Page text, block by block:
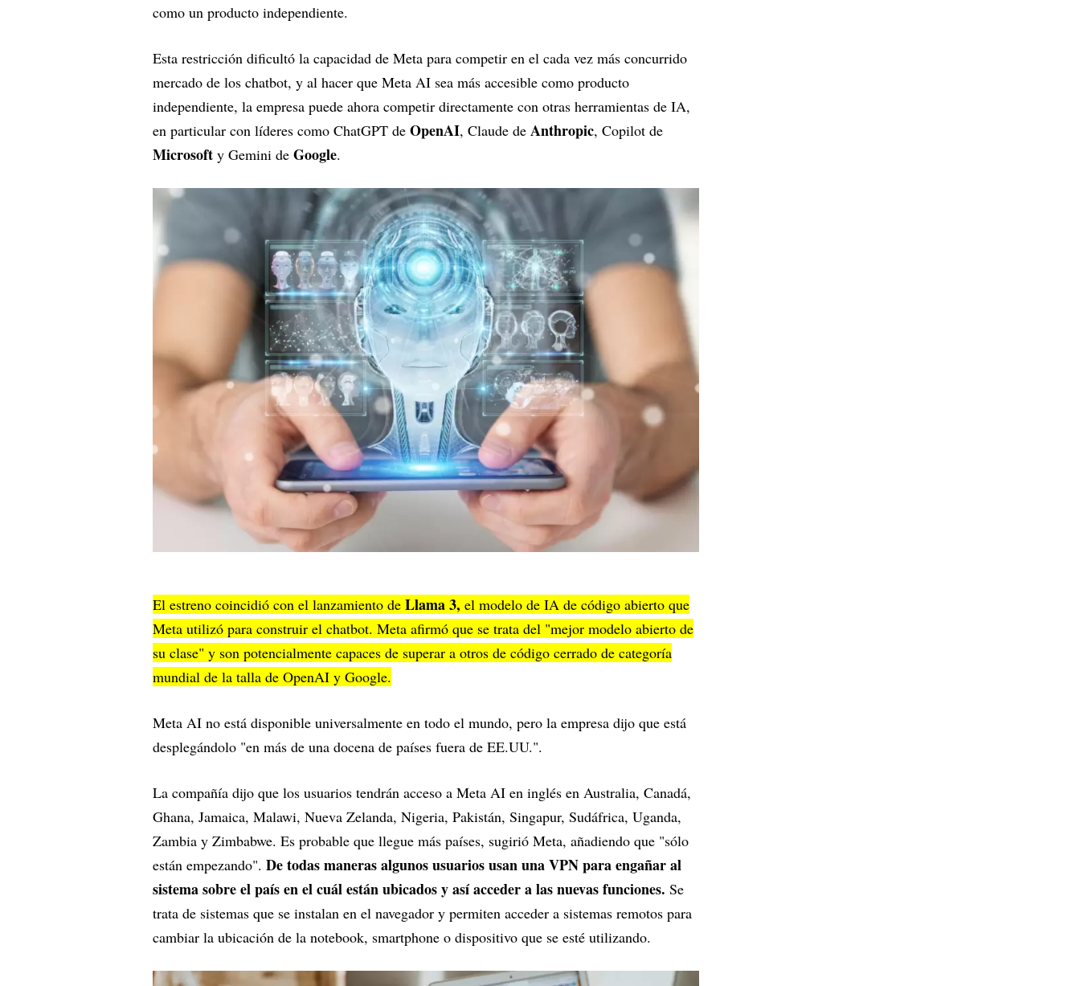
como un producto independiente.
Esta restricción dificultó la capacidad de Meta para competir en el cada vez más concurrido
mercado de los chatbot, y al hacer que Meta AI sea más accesible como producto
independiente, la empresa puede ahora competir directamente con otras herramientas de IA,
en particular con líderes como ChatGPT de OpenAI, Claude de Anthropic, Copilot de
Microsoft y Gemini de Google.
El estreno coincidió con el lanzamiento de Llama 3, el modelo de IA de código abierto que
Meta utilizó para construir el chatbot. Meta afirmó que se trata del "mejor modelo abierto de
su clase" y son potencialmente capaces de superar a otros de código cerrado de categoría
mundial de la talla de OpenAI y Google.
Meta AI no está disponible universalmente en todo el mundo, pero la empresa dijo que está
desplegándolo "en más de una docena de países fuera de EE.UU.".
La compañía dijo que los usuarios tendrán acceso a Meta AI en inglés en Australia, Canadá,
Ghana, Jamaica, Malawi, Nueva Zelanda, Nigeria, Pakistán, Singapur, Sudáfrica, Uganda,
Zambia y Zimbabwe. Es probable que llegue más países, sugirió Meta, añadiendo que "sólo
están empezando". De todas maneras algunos usuarios usan una VPN para engañar al
sistema sobre el país en el cuál están ubicados y así acceder a las nuevas funciones. Se
trata de sistemas que se instalan en el navegador y permiten acceder a sistemas remotos para
cambiar la ubicación de la notebook, smartphone o dispositivo que se esté utilizando.